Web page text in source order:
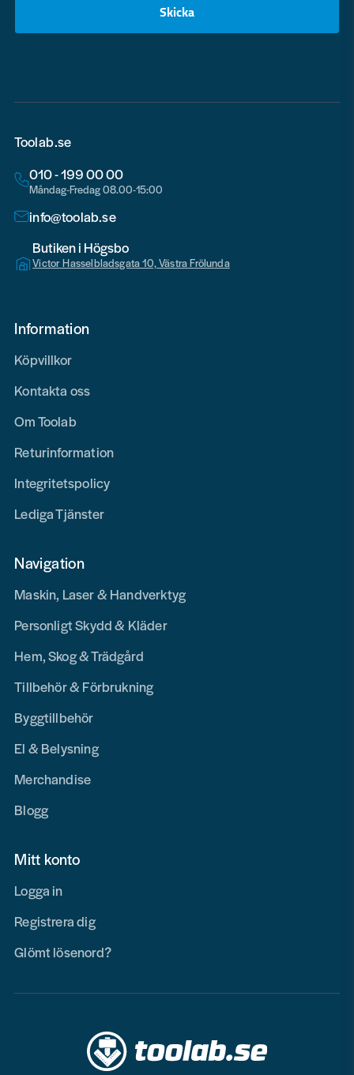
Skicka
Toolab.se
010 - 199 00 00
Måndag-Fredag 08.00-15:00
info@toolab.se
Butiken i Högsbo
Victor Hasselbladsgata 10, Västra Frölunda
Information
Köpvillkor
Kontakta oss
Om Toolab
Returinformation
Integritetspolicy
Lediga Tjänster
Navigation
Maskin, Laser & Handverktyg
Personligt Skydd & Kläder
Hem, Skog & Trädgård
Tillbehör & Förbrukning
Byggtillbehör
El & Belysning
Merchandise
Blogg
Mitt konto
Logga in
Registrera dig
Glömt lösenord?